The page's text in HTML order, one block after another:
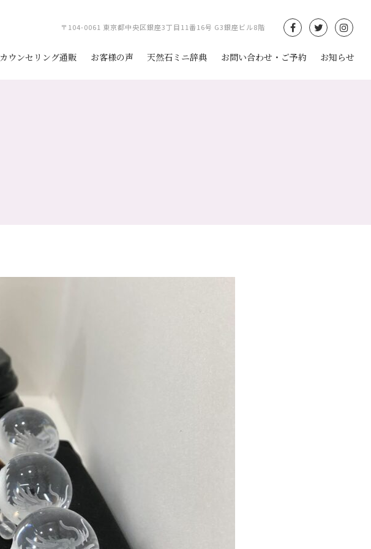
〒104-0061 東京都中央区銀座3丁目11番16号 G3銀座ビル8階
カウンセリング通販 お客様の声 天然石ミニ辞典 お問い合わせ・ご予約 お知らせ